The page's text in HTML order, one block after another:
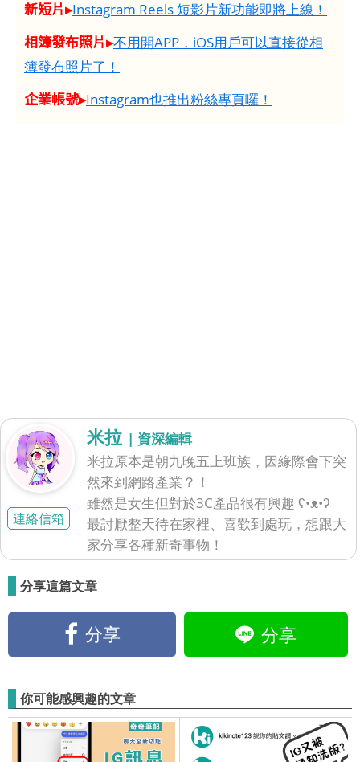
新短片▸Instagram Reels 短影片新功能即將上線！
相簿發布照片▸不用開APP，iOS用戶可以直接從相
簿發布照片了！
企業帳號▸Instagram也推出粉絲專頁囉！
連絡信箱
米拉 | 資深編輯
米拉原本是朝九晚五上班族，因緣際會下突
然來到網路產業？！
雖然是女生但對於3C產品很有興趣 ʕ•ᴥ•ʔ
最討厭整天待在家裡、喜歡到處玩，想跟大
家分享各種新奇事物！
分享這篇文章
分享 分享
你可能感興趣的文章